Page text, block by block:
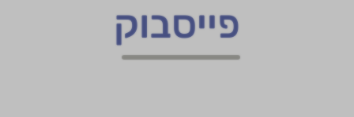
פייסבוק